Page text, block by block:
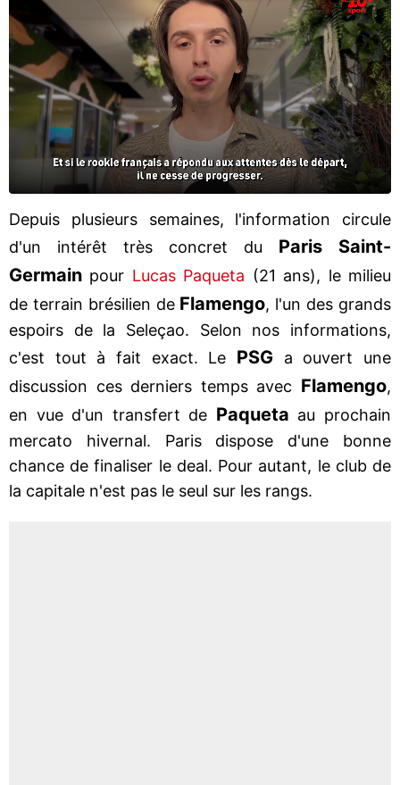
Depuis plusieurs semaines, l'information circule
d'un intérêt très concret du Paris Saint-
Germain pour Lucas Paqueta (21 ans), le milieu
de terrain brésilien de Flamengo, l'un des grands
espoirs de la Seleçao. Selon nos informations,
c'est tout à fait exact. Le PSG a ouvert une
discussion ces derniers temps avec Flamengo,
en vue d'un transfert de Paqueta au prochain
mercato hivernal. Paris dispose d'une bonne
chance de finaliser le deal. Pour autant, le club de
la capitale n'est pas le seul sur les rangs.